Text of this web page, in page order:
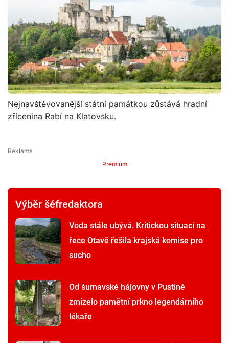
Nejnavštěvovanější státní památkou zůstává hradní
zřícenina Rabí na Klatovsku.
Premium
Výběr šéfredaktora
Voda stále ubývá. Kritickou situaci na
řece Otavě řešila krajská komise pro
sucho
Od šumavské hájovny v Pustině
zmizelo pamětní prkno legendárního
lékaře